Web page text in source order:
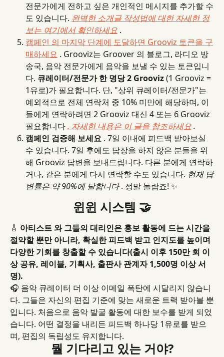
전문가에게 전하고 싶은 개인적인 메시지를 추가할 수
도 있습니다. 완벽한 소개글 작성법에 대한 자세한 정
보는 여기에서 확인하세요 .
캠페인 의 마지막 단계에 도달하면 Grooviz 토큰을 구
매하세요 . Grooviz는 Groover 의 블로그, 라디오 방
송국, 음악 전문가에게 음악을 보낼 수 있는 토큰입니
다. 큐레이터/전문가 한 명당 2 Grooviz (1 Grooviz =
1유로)가 필요합니다. 단, "상위 큐레이터/전문가"는
예외적으로 전체 연락처 중 10% 미만에 해당하며, 이
들에게 연락하려면 2 Grooviz 대신 4 또는 6 Grooviz
필요합니다 . 자세한 내용은 이 글을 참조하세요 .
캠페인 검증해 보세요 . 7일 이내에 피드백 받아보실
수 있습니다. 7일 후에도 답장을 하지 않은 분들을 위
해 Grooviz 답변을 보내드립니다. 다른 분에게 연락하
거나, 같은 분에게 다시 연락할 수도 있습니다. 현재 답
변률은 약 90%에 달합니다 . 정말 놀랍죠! ✨
윈윈 시스템 🤝
🎸 아티스트 와 그들의 대리인은 홍보 활동에 드는 시간을
절약할 뿐만 아니라, 확실한 피드백 받고 인지도를 높이며
다양한 기회를 창출할 수 있습니다(출시 이후 150만 회 이
상 공유, 레이블, 기획사, 출판사 관계자 1,500명 이상 서
명).
🎧 음악 큐레이터 더 이상 이메일 폭탄에 시달리지 않습니
다. 그들은 자신의 편집 기준에 맞는 새로운 트랙 받아볼 뿐
입니다. 처음으로 음악 발굴 활동에 대한 보수를 받게 되었
습니다. 어떤 결정을 내리든 피드백 하나당 1유로를 받으
며, 편집의 독립성도 유지합니다.
뭘 기다리고 있는 거야?